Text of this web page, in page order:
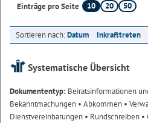
Einträge pro Seite
10 20 50
Sortieren nach:Datum Inkrafttreten
Systematische Übersicht
Dokumententyp: Beiratsinformationen
Bekanntmachungen • Abkommen •
Dienstvereinbarungen • Rundschreiben •